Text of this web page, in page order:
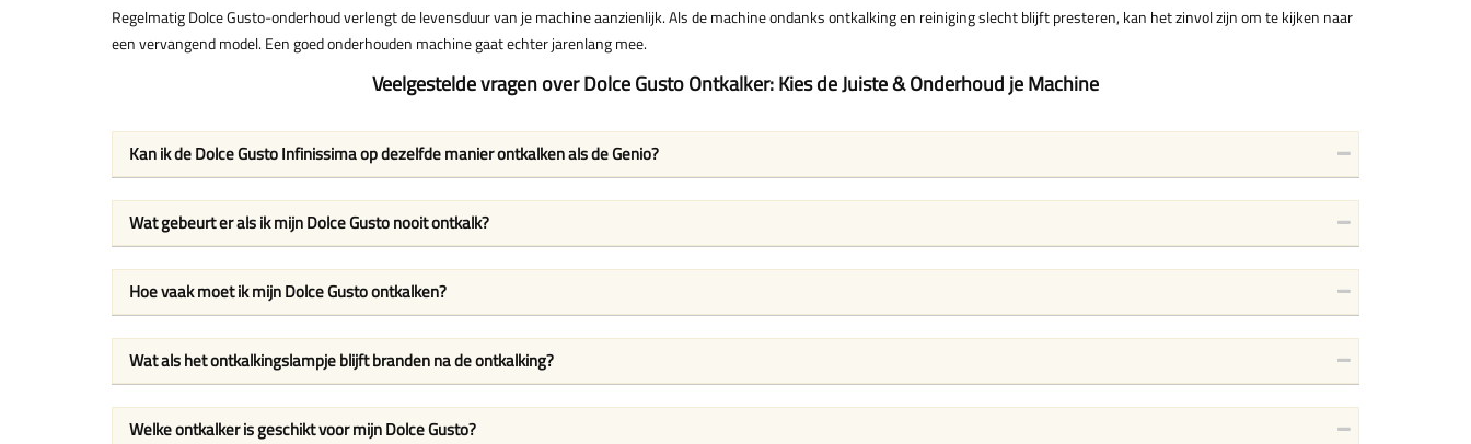
Regelmatig Dolce Gusto-onderhoud verlengt de levensduur van je machine aanzienlijk. Als de machine ondanks ontkalking en reiniging slecht blijft presteren, kan het zinvol zijn om te kijken naar
een vervangend model. Een goed onderhouden machine gaat echter jarenlang mee.
Veelgestelde vragen over Dolce Gusto Ontkalker: Kies de Juiste & Onderhoud je Machine
Kan ik de Dolce Gusto Infinissima op dezelfde manier ontkalken als de Genio?
Wat gebeurt er als ik mijn Dolce Gusto nooit ontkalk?
Hoe vaak moet ik mijn Dolce Gusto ontkalken?
Wat als het ontkalkingslampje blijft branden na de ontkalking?
Welke ontkalker is geschikt voor mijn Dolce Gusto?